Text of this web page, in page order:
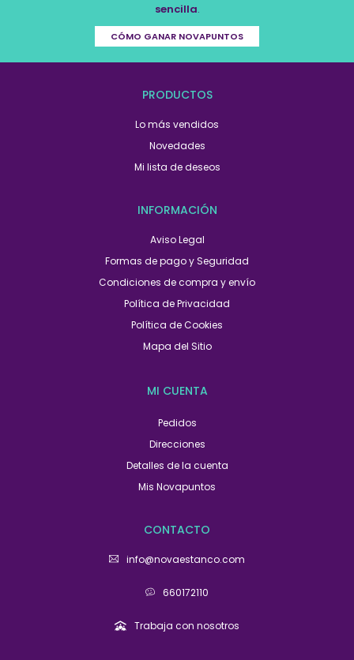
sencilla.
CÓMO GANAR NOVAPUNTOS
PRODUCTOS
Lo más vendidos
Novedades
Mi lista de deseos
INFORMACIÓN
Aviso Legal
Formas de pago y Seguridad
Condiciones de compra y envío
Política de Privacidad
Política de Cookies
Mapa del Sitio
MI CUENTA
Pedidos
Direcciones
Detalles de la cuenta
Mis Novapuntos
CONTACTO
info@novaestanco.com
660172110
Trabaja con nosotros